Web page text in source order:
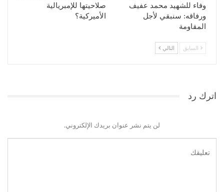
وفاء للشهيد محمد عفيف
ورفاقه: سنبقي لأجل
المقاومة
صلاحيتها للإمبريالية
الأميركية؟
السابق التالي
اترك رد
لن يتم نشر عنوان بريدك الإلكتروني.